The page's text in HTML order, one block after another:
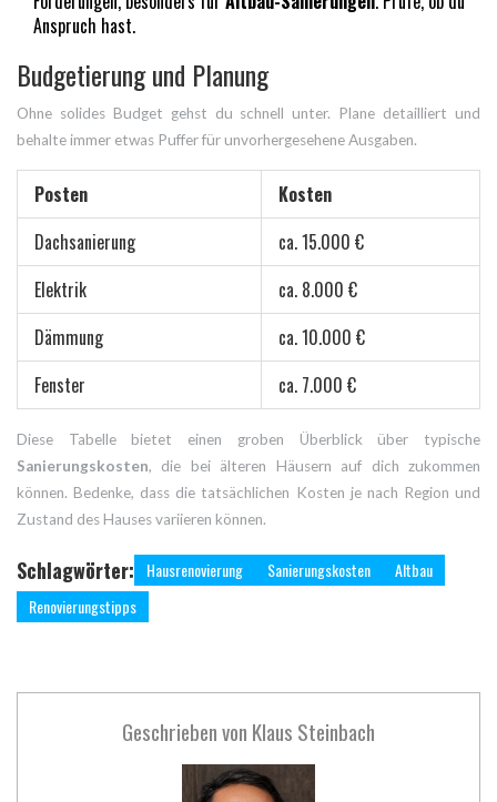
Anspruch hast.
Budgetierung und Planung
Ohne solides Budget gehst du schnell unter. Plane detailliert und
behalte immer etwas Puffer für unvorhergesehene Ausgaben.
Posten
Kosten
Dachsanierung
ca. 15.000 €
Elektrik
ca. 8.000 €
Dämmung
ca. 10.000 €
Fenster
ca. 7.000 €
Diese Tabelle bietet einen groben Überblick über typische
Sanierungskosten, die bei älteren Häusern auf dich zukommen
können. Bedenke, dass die tatsächlichen Kosten je nach Region und
Zustand des Hauses variieren können.
Schlagwörter: Hausrenovierung Sanierungskosten
Altbau
Renovierungstipps
Geschrieben von Klaus Steinbach